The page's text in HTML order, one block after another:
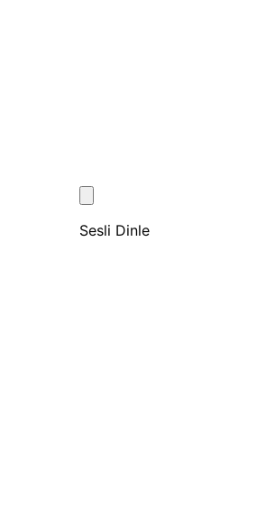
Sesli Dinle